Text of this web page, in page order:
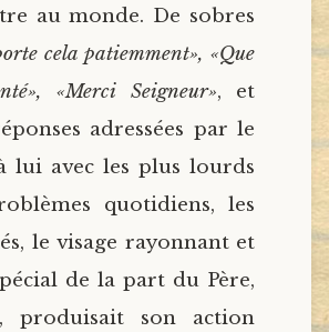
au monde. De sobres
cela patiemment», «Que
«Merci Seigneur», et
adressées par le
lui avec les plus lourds
quotidiens, les
le visage rayonnant et
de la part du Père,
son action